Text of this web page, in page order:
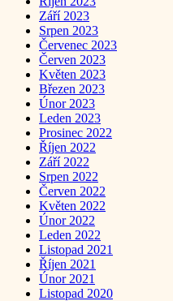
Září 2023
Srpen 2023
Červenec 2023
Červen 2023
Květen 2023
Březen 2023
Únor 2023
Leden 2023
Prosinec 2022
Říjen 2022
Září 2022
Srpen 2022
Červen 2022
Květen 2022
Únor 2022
Leden 2022
Listopad 2021
Říjen 2021
Únor 2021
Listopad 2020